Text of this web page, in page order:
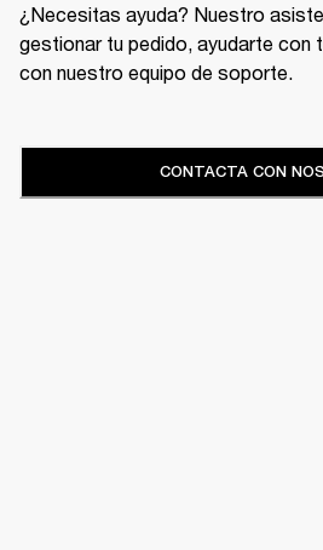
¿Necesitas ayuda? Nuestro
gestionar tu pedido, ayudarte con
con nuestro equipo de soporte.
CONTACTA CON